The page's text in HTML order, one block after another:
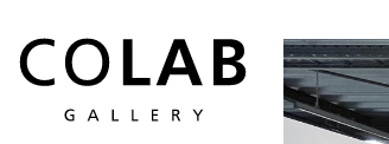
zum
Inhalt